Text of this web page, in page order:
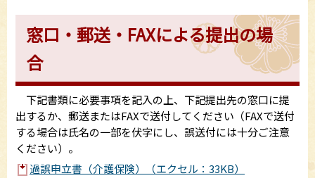
窓口・郵送・FAXによる提出の場
合
下記書類に必要事項を記入の上、下記提出先の窓口に提
出するか、郵送またはFAXで送付してください（FAXで送付
する場合は氏名の一部を伏字にし、誤送付には十分ご注意
ください）。
過誤申立書（介護保険）（エクセル：33KB）